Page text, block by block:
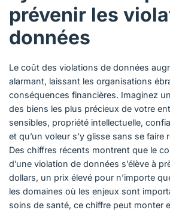
prévenir les
données
Le coût des violations de données
alarmant, laissant les organisations
conséquences financières. Imaginez
des biens les plus précieux de votre
sensibles, propriété intellectuelle,
et qu’un voleur s’y glisse sans se faire
Des chiffres récents montrent que le
d’une violation de données s’élève à
dollars, un prix élevé pour n’importe
les domaines où les enjeux sont
soins de santé, ce chiffre peut monter